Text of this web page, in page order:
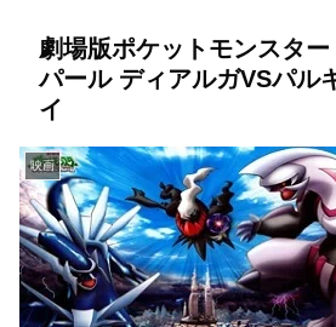
劇場版ポケットモンスタ
パール ディアルガVSパル
イ
映画